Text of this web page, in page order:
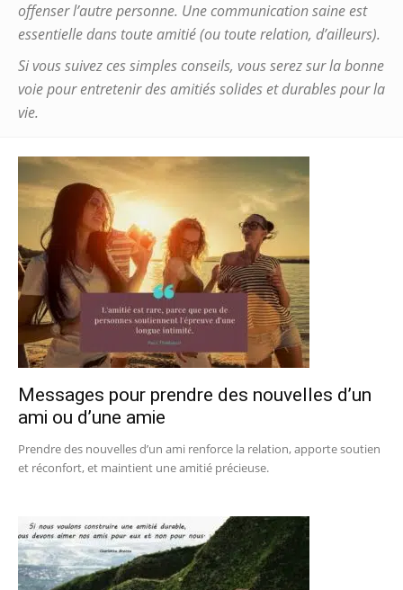
offenser l’autre personne. Une communication saine est
essentielle dans toute amitié (ou toute relation, d’ailleurs).
Si vous suivez ces simples conseils, vous serez sur la bonne
voie pour entretenir des amitiés solides et durables pour la
vie.
Messages pour prendre des nouvelles d’un
ami ou d’une amie
Prendre des nouvelles d’un ami renforce la relation, apporte soutien
et réconfort, et maintient une amitié précieuse.